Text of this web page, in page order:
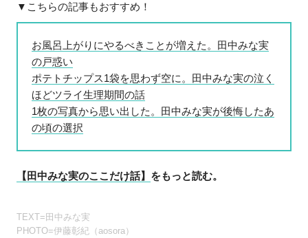
▼こちらの記事もおすすめ！
お風呂上がりにやるべきことが増えた。田中みな実
の戸惑い
ポテトチップス1袋を思わず空に。田中みな実の泣く
ほどツライ生理期間の話
1枚の写真から思い出した。田中みな実が後悔したあ
の頃の選択
【田中みな実のここだけ話】 をもっと読む。
TEXT=田中みな実
PHOTO=伊藤彰紀（aosora）